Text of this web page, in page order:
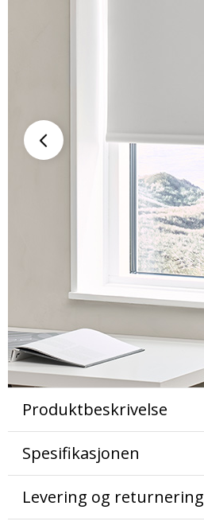
Produktbeskrivelse
Spesifikasjonen
Levering og returnering